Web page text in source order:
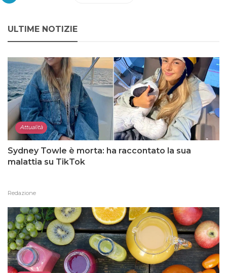
ULTIME NOTIZIE
Attualità
Sydney Towle è morta: ha raccontato la sua
malattia su TikTok
Redazione